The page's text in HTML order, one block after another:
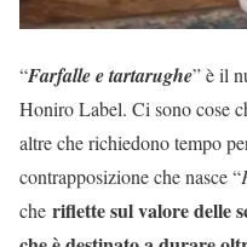
“Farfalle e tartarughe” è il
Honiro Label. Ci sono cose
altre che richiedono tempo
contrapposizione che nasce “
che riflette sul valore delle